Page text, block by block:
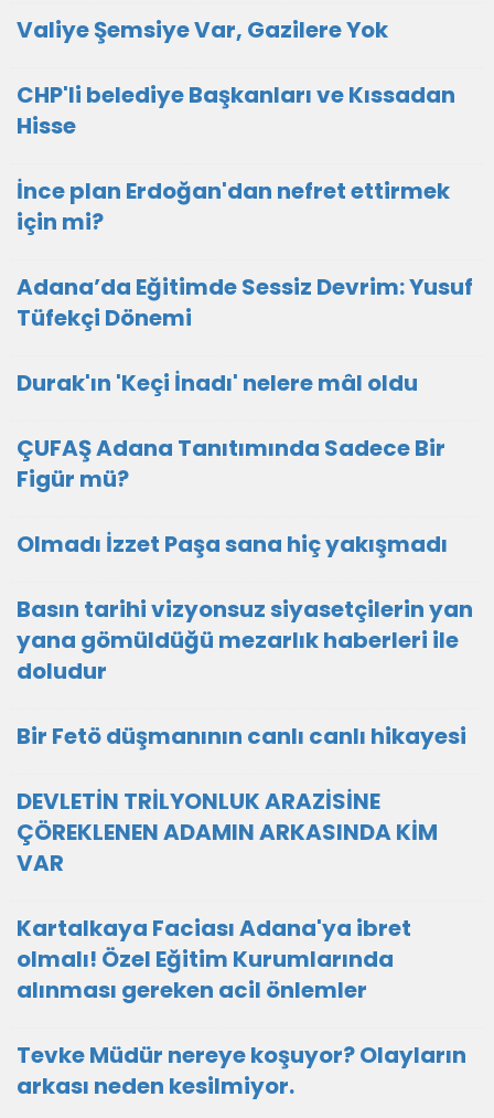
Valiye Şemsiye Var, Gazilere Yok
CHP'li belediye Başkanları ve Kıssadan
Hisse
İnce plan Erdoğan'dan nefret ettirmek
için mi?
Adana’da Eğitimde Sessiz Devrim: Yusuf
Tüfekçi Dönemi
Durak'ın 'Keçi İnadı' nelere mâl oldu
ÇUFAŞ Adana Tanıtımında Sadece Bir
Figür mü?
Olmadı İzzet Paşa sana hiç yakışmadı
Basın tarihi vizyonsuz siyasetçilerin yan
yana gömüldüğü mezarlık haberleri ile
doludur
Bir Fetö düşmanının canlı canlı hikayesi
DEVLETİN TRİLYONLUK ARAZİSİNE
ÇÖREKLENEN ADAMIN ARKASINDA KİM
VAR
Kartalkaya Faciası Adana'ya ibret
olmalı! Özel Eğitim Kurumlarında
alınması gereken acil önlemler
Tevke Müdür nereye koşuyor? Olayların
arkası neden kesilmiyor.